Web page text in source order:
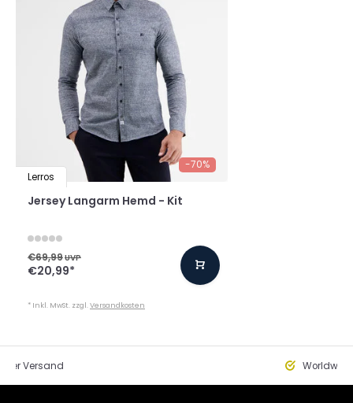
-70%
Lerros
Jersey Langarm Hemd - Kit
€69,99UVP
€20,99*
* Inkl. MwSt. zzgl.Versandkosten
Versand